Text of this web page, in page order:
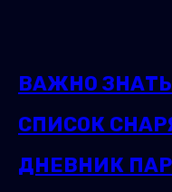
ВАЖНО ЗНАТЬ
СПИСОК
ДНЕВНИК